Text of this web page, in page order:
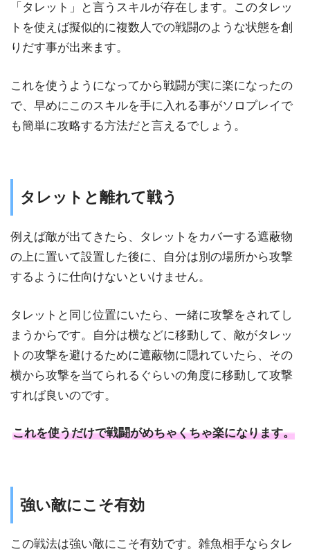
「タレット」と言うスキルが存在します。このタレッ
トを使えば擬似的に複数人での戦闘のような状態を創
りだす事が出来ます。
これを使うようになってから戦闘が実に楽になったの
で、早めにこのスキルを手に入れる事がソロプレイで
も簡単に攻略する方法だと言えるでしょう。
タレットと離れて戦う
例えば敵が出てきたら、タレットをカバーする遮蔽物
の上に置いて設置した後に、自分は別の場所から攻撃
するように仕向けないといけません。
タレットと同じ位置にいたら、一緒に攻撃をされてし
まうからです。自分は横などに移動して、敵がタレッ
トの攻撃を避けるために遮蔽物に隠れていたら、その
横から攻撃を当てられるぐらいの角度に移動して攻撃
すれば良いのです。
これを使うだけで戦闘がめちゃくちゃ楽になります。
強い敵にこそ有効
この戦法は強い敵にこそ有効です。雑魚相手ならタレ